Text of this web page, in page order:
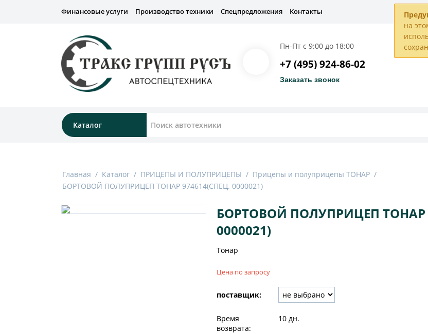
на
Финансовые услуги Производство техники Спецпредложения Контакты
Пн-Пт с 9:00 до 18:00
+7 (495) 924-86-02
Заказать звонок
Каталог
Главная / Каталог / ПРИЦЕПЫ И ПОЛУПРИЦЕПЫ / Прицепы и полуприцепы ТОНАР /
БОРТОВОЙ ПОЛУПРИЦЕП ТОНАР 974614(СПЕЦ. 0000021)
БОРТОВОЙ ПОЛУПРИЦЕП ТОНАР
0000021)
Тонар
Цена по запросу
поставщик:
Время
возврата:
10 дн.